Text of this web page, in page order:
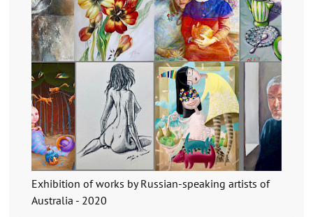
Exhibition of works by Russian-speaking artists of
Australia - 2020